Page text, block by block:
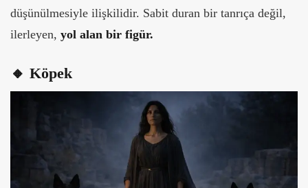
düşünülmesiyle ilişkilidir. Sabit duran bir tanrıça değil,
ilerleyen, yol alan bir figür.
🔸 Köpek